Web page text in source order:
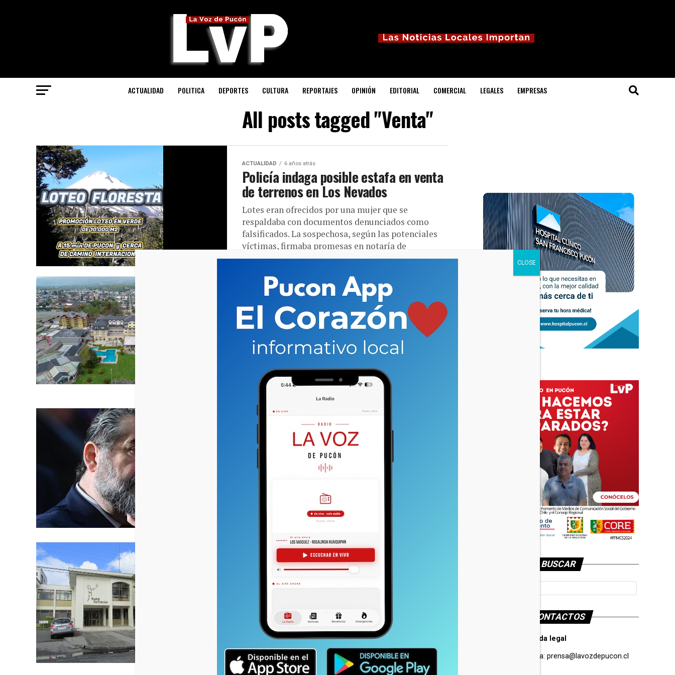
ACTUALIDAD POLITICA DEPORTES CULTURA REPORTAJES OPINIÓN EDITORIAL COMERCIAL LEGALES EMPRESAS
All posts tagged "Venta"
ACTUALIDAD 6 años atrás
Policía indaga posible estafa en venta
de terrenos en Los Nevados
Lotes eran ofrecidos por una mujer que se
respaldaba con documentos denunciados como
falsificados. La sospechosa, según las potenciales
víctimas, firmaba promesas en notaría de
Villarrica...
ACTUALIDAD 6 años atrás
Enjoy propone vender Gran Hotel
Pucón y todos sus inmuebles en la
comuna para pagar su deuda
Ofrecimiento también incluye deshacerse de
casinos de Coquimbo y Punta del Este. Desde la
compañía aclaran, eso sí, que mantendrían la
DESTACADO 7 años atrás
Diputados Álvarez, García y Mellado
integran comisión investigadora de la
Cámara en caso del subsecretario
Ubilla
Es probable que en la instancia se invite al abogado
local Edmundo Figueroa, al notario Luis Espinoza y
al ex conservador de Pucón, Mario Olmos. Todo...
ACTUALIDAD 8 años atrás
Directora del Hospital San Francisco
confirma venta del centro asistencial
La religiosa Sonia Navarrete explica que la decisión
ya está acordada con la casa de estudios y que sólo
resta afinar detalles. Asegura que servicios
seguirán...
BUSCAR
CONTACTOS
Tarifas Propaganda legal
Contacto de Prensa: prensa@lavozdepucon.cl